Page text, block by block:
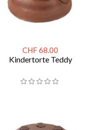
CHF 68.00
Kindertorte Teddy